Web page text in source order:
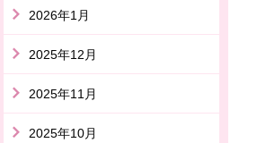
2026年1月
2025年12月
2025年11月
2025年10月